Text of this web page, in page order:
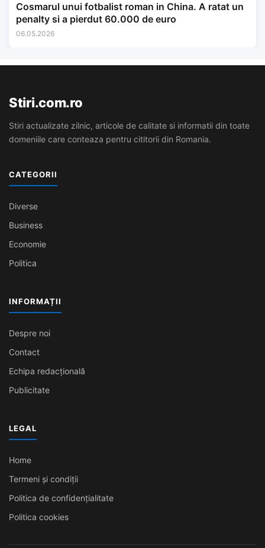
Cosmarul unui fotbalist roman in China. A ratat un
penalty si a pierdut 60.000 de euro
06.05.2026
Stiri.com.ro
Stiri actualizate zilnic, articole de calitate si informatii din toate
domeniile care conteaza pentru cititorii din Romania.
CATEGORII
Diverse
Business
Economie
Politica
INFORMAȚII
Despre noi
Contact
Echipa redacțională
Publicitate
LEGAL
Home
Termeni și condiții
Politica de confidențialitate
Politica cookies